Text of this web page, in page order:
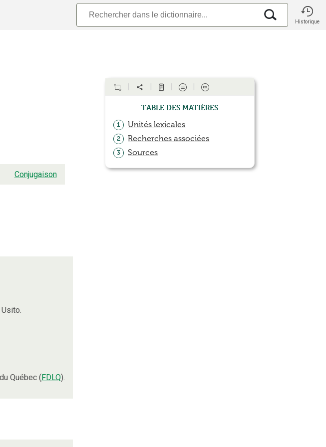
Historique
Conjugaison
Québec (FDLQ).
Table des matières
1 Unités lexicales
2 Recherches associées
3 Sources